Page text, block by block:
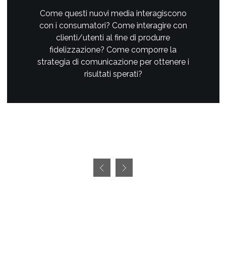
Come questi nuovi media interagiscono
con i consumatori? Come interagire con
clienti/utenti al fine di produrre
fidelizzazione? Come comporre la
strategia di comunicazione per ottenere i
risultati sperati?